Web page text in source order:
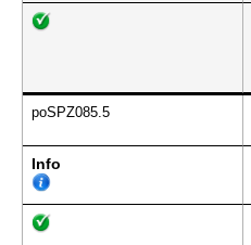
poSPZ085.5
Info